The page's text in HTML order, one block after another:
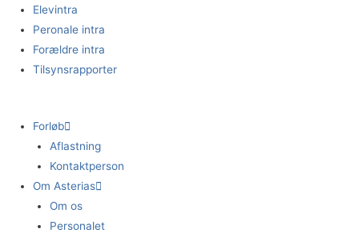
indholdet
Elevintra
Peronale intra
Forældre intra
Tilsynsrapporter
Forløb
Aflastning
Kontaktperson
Om Asterias
Om os
Personalet